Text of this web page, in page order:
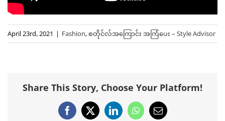
April 23rd, 2021 | Fashion,စတိုင်လ်အကြောင်း အကြံပေး – Style Advisor
Share This Story, Choose Your Platform!
Facebook
X LinkedInWhatsApp
Email